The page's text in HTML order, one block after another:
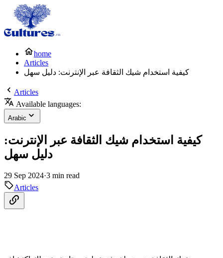
home
Articles
كيفية استخدام شيك الثقافة عبر الإنترنت: دليل سهل
Articles
Available languages:
Arabic
كيفية استخدام شيك الثقافة عبر الإنترنت:
دليل سهل
29 Sep 2024·3 min read
Articles